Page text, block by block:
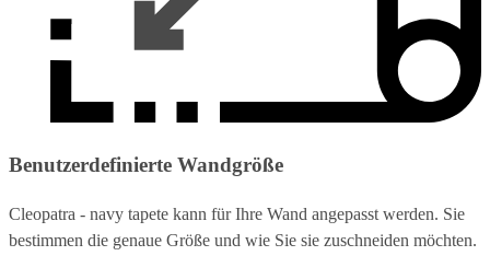
Benutzerdefinierte Wandgröße
Cleopatra - navy tapete kann für Ihre Wand angepasst werden. Sie
bestimmen die genaue Größe und wie Sie sie zuschneiden möchten.